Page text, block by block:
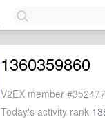
1360359860
V2EX member
Today's activity rank